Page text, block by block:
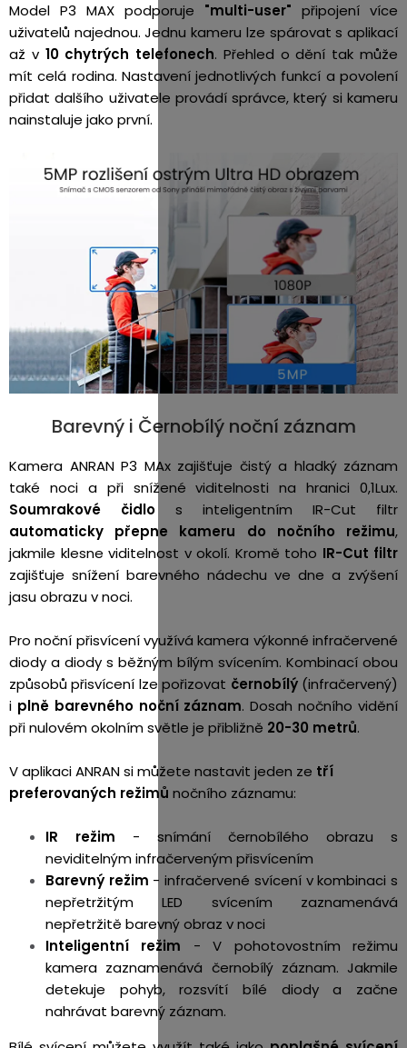
Model P3 MAX podporuje "multi-user" připojení více
uživatelů najednou. Jednu kameru lze spárovat s aplikací
až v 10 chytrých telefonech. Přehled o dění tak může
mít celá rodina. Nastavení jednotlivých funkcí a povolení
přidat dalšího uživatele provádí správce, který si kameru
nainstaluje jako první.
Barevný i Černobílý noční záznam
Kamera ANRAN P3 MAx zajišťuje čistý a hladký záznam
také noci a při snížené viditelnosti na hranici 0,1Lux.
Soumrakové čidlo s inteligentním IR-Cut filtr
automaticky přepne
kameru do nočního režimu,
jakmile klesne viditelnost v okolí. Kromě toho IR-Cut filtr
zajišťuje snížení barevného nádechu ve dne a zvýšení
jasu obrazu v noci.
Pro noční přisvícení využívá kamera výkonné infračervené
diody a diody s běžným bílým svícením. Kombinací obou
způsobů přisvícení lze pořizovat černobílý(infračervený)
i plně barevného noční záznam. Dosah nočního vidění
při nulovém okolním světle je přibližně 20-30 metrů.
V aplikaci ANRAN si můžete nastavit jeden ze tří
preferovaných režimů nočního záznamu:
IR režim - snímání černobílého obrazu s
neviditelným infračerveným přisvícením
Barevný režim - infračervené svícení v kombinaci s
nepřetržitým LED svícením zaznamenává
nepřetržitě barevný obraz v noci
Inteligentní režim - V pohotovostním režimu
kamera zaznamenává černobílý záznam. Jakmile
detekuje pohyb, rozsvítí bílé diody a začne
nahrávat barevný záznam.